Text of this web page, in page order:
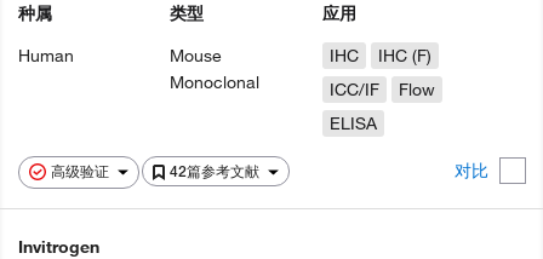
高级验证 42篇参考文献 对比
种属
Human
类型
Mouse
Monoclonal
应用
IHC
IHC (F)
ICC/IF
Flow
ELISA
Invitrogen